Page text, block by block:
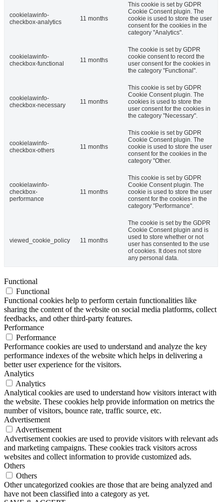
cookielawinfo-
checkbox-analytics
11 months
This cookie is set by GDPR
Cookie Consent plugin. The
cookie is used to store the user
consent for the cookies in the
category "Analytics".
cookielawinfo-
checkbox-functional
11 months
The cookie is set by GDPR
cookie consent to record the
user consent for the cookies in
the category "Functional".
cookielawinfo-
checkbox-necessary
11 months
This cookie is set by GDPR
Cookie Consent plugin. The
cookies is used to store the
user consent for the cookies in
the category "Necessary".
cookielawinfo-
checkbox-others
11 months
This cookie is set by GDPR
Cookie Consent plugin. The
cookie is used to store the user
consent for the cookies in the
category "Other.
cookielawinfo-
checkbox-
performance
11 months
This cookie is set by GDPR
Cookie Consent plugin. The
cookie is used to store the user
consent for the cookies in the
category "Performance".
viewed_cookie_policy 11 months
The cookie is set by the GDPR
Cookie Consent plugin and is
used to store whether or not
user has consented to the use
of cookies. It does not store
any personal data.
Functional
Functional
Functional cookies help to perform certain functionalities like
sharing the content of the website on social media platforms, collect
feedbacks, and other third-party features.
Performance
Performance
Performance cookies are used to understand and analyze the key
performance indexes of the website which helps in delivering a
better user experience for the visitors.
Analytics
Analytics
Analytical cookies are used to understand how visitors interact with
the website. These cookies help provide information on metrics the
number of visitors, bounce rate, traffic source, etc.
Advertisement
Advertisement
Advertisement cookies are used to provide visitors with relevant ads
and marketing campaigns. These cookies track visitors across
websites and collect information to provide customized ads.
Others
Others
Other uncategorized cookies are those that are being analyzed and
have not been classified into a category as yet.